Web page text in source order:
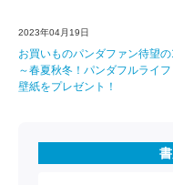
2023年04月19日
お買いものパンダファン待望
～春夏秋冬！パンダフルライ
壁紙をプレゼント！